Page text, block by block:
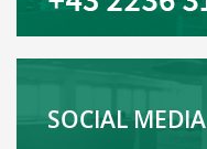
SOCIAL MEDIA